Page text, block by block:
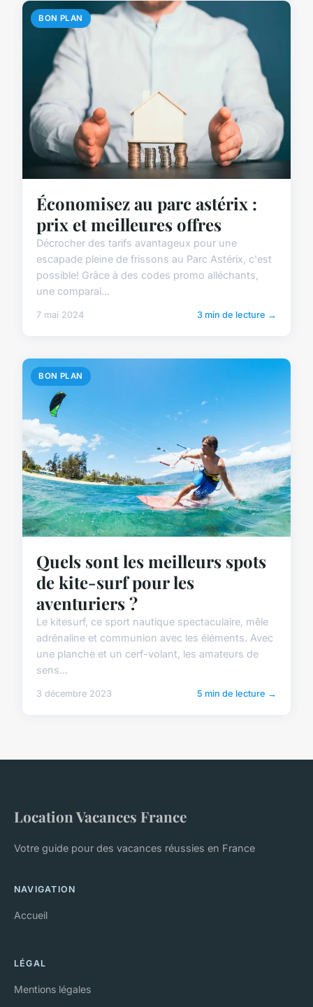
BON PLAN
Économisez au parc astérix :
prix et meilleures offres
Décrocher des tarifs avantageux pour une
escapade pleine de frissons au Parc Astérix, c'est
possible! Grâce à des codes promo alléchants,
une comparai...
7 mai 2024 3 min de lecture →
BON PLAN
Quels sont les meilleurs spots
de kite-surf pour les
aventuriers ?
Le kitesurf, ce sport nautique spectaculaire, mêle
adrénaline et communion avec les éléments. Avec
une planche et un cerf-volant, les amateurs de
sens...
3 décembre 2023 5 min de lecture →
Location Vacances France
Votre guide pour des vacances réussies en France
NAVIGATION
Accueil
LÉGAL
Mentions légales